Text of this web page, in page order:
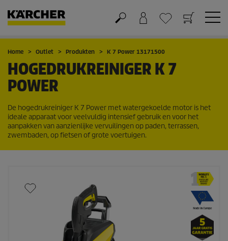
Winkelwagen
Wensenlijstje
Home Outlet Produkten K 7 Power 13171500
HOGEDRUKREINIGER K 7
POWER
De hogedrukreiniger K 7 Power met watergekoelde motor is het
ideale apparaat voor veelvuldig intensief gebruik en voor het
aanpakken van aanzienlijke vervuilingen op paden, terrassen,
zwembaden, op fietsen of grote voertuigen.